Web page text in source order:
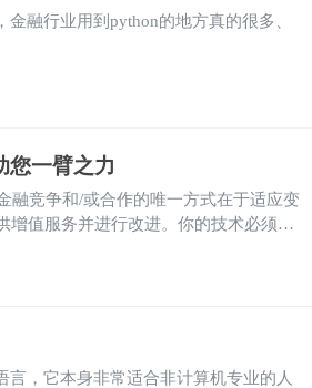
融行业用到python的地方真的很多、
您一臂之力
融竞争和/或合作的唯一方式在于适应变
增值服务并进行改进。你的技术必须足
，它本身非常适合非计算机专业的人